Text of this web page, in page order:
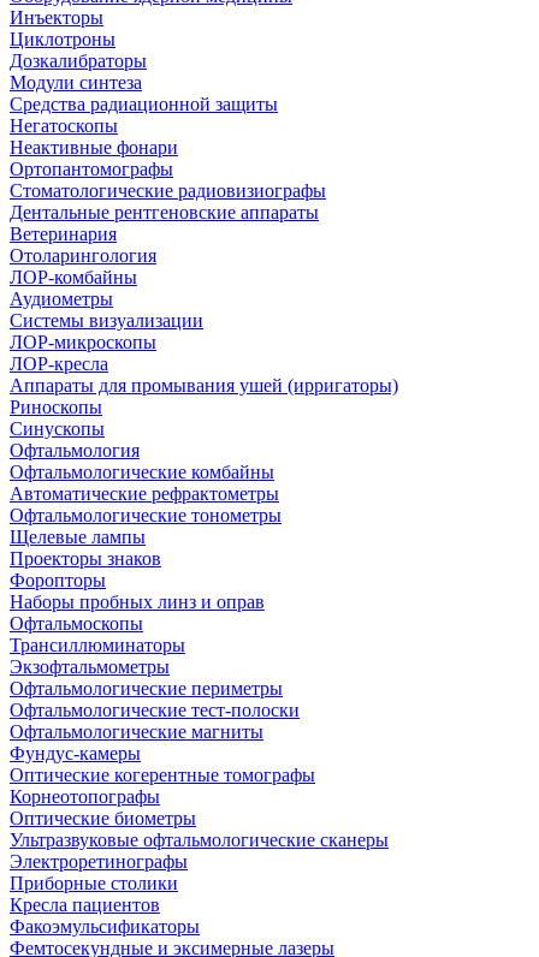
Инъекторы
Циклотроны
Дозкалибраторы
Модули синтеза
Средства радиационной защиты
Негатоскопы
Неактивные фонари
Ортопантомографы
Стоматологические радиовизиографы
Дентальные рентгеновские аппараты
Ветеринария
Отоларингология
ЛОР-комбайны
Аудиометры
Системы визуализации
ЛОР-микроскопы
ЛОР-кресла
Аппараты для промывания ушей (ирригаторы)
Риноскопы
Синускопы
Офтальмология
Офтальмологические комбайны
Автоматические рефрактометры
Офтальмологические тонометры
Щелевые лампы
Проекторы знаков
Форопторы
Наборы пробных линз и оправ
Офтальмоскопы
Трансиллюминаторы
Экзофтальмометры
Офтальмологические периметры
Офтальмологические тест-полоски
Офтальмологические магниты
Фундус-камеры
Оптические когерентные томографы
Корнеотопографы
Оптические биометры
Ультразвуковые офтальмологические сканеры
Электроретинографы
Приборные столики
Кресла пациентов
Факоэмульсификаторы
Фемтосекундные и эксимерные лазеры